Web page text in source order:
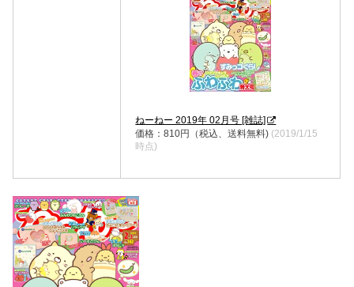
ねーねー 2019年 02月号 [雑誌]
価格：810円（税込、送料無料) (2019/1/15
時点)